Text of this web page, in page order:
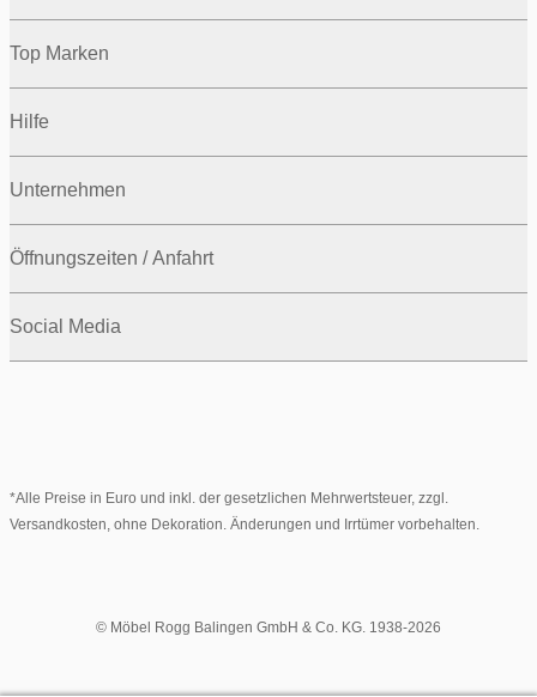
Top Marken
Hilfe
Unternehmen
Öffnungszeiten / Anfahrt
Social Media
*Alle Preise in Euro und inkl. der gesetzlichen Mehrwertsteuer, zzgl.
Versandkosten, ohne Dekoration. Änderungen und Irrtümer vorbehalten.
© Möbel Rogg Balingen GmbH & Co. KG. 1938-2026